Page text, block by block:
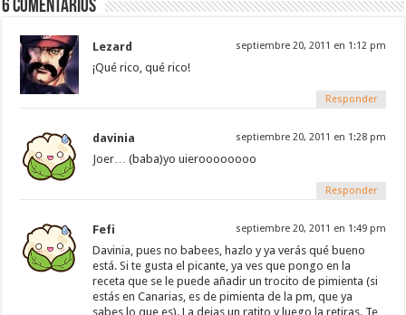
6 Comentarios
Lezard septiembre 20, 2011 en 1:12 pm
¡Qué rico, qué rico!
Responder
davinia septiembre 20, 2011 en 1:28 pm
Joer… (baba)yo uieroooooooo
Responder
Fefi septiembre 20, 2011 en 1:49 pm
Davinia, pues no babees, hazlo y ya verás qué bueno
está. Si te gusta el picante, ya ves que pongo en la
receta que se le puede añadir un trocito de pimienta (si
estás en Canarias, es de pimienta de la pm, que ya
sabes lo que es). La dejas un ratito y luego la retiras. Te